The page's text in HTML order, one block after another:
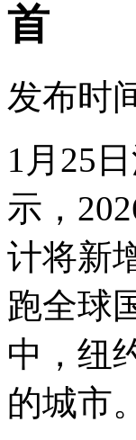
首
发布时
1月25
示，
计将新
跑全球
中，纽
的城市。